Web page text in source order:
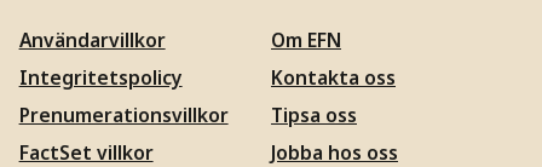
Användarvillkor
Integritetspolicy
Prenumerationsvillkor
FactSet villkor
Om EFN
Kontakta oss
Tipsa oss
Jobba hos oss